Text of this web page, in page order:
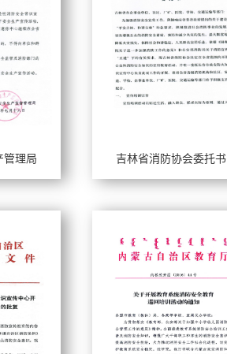
管理局 吉林省消防协会委托书
工作年限：
擅长风格：